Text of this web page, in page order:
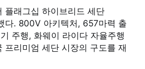
플래그십 하이브리드 세단
다. 800V 아키텍처, 657마력 출
주행, 화웨이 라이다 자율주행
프리미엄 세단 시장의 구도를 재